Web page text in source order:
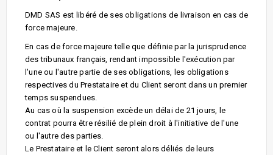
DMD SAS est libéré de ses obligations de livraison en cas de
force majeure.
En cas de force majeure telle que définie par la jurisprudence
des tribunaux français, rendant impossible l'exécution par
l'une ou l'autre partie de ses obligations, les obligations
respectives du Prestataire et du Client seront dans un premier
temps suspendues.
Au cas où la suspension excède un délai de 21 jours, le
contrat pourra être résilié de plein droit à l'initiative de l'une
ou l'autre des parties.
Le Prestataire et le Client seront alors déliés de leurs